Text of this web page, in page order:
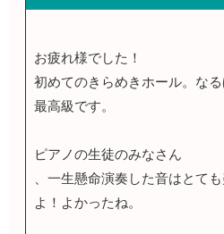
お疲れ様でした！
初めてのきらめきホール。な
最高級です。
ピアノの生徒のみなさん
、一生懸命演奏した音はとて
よ！よかったね。